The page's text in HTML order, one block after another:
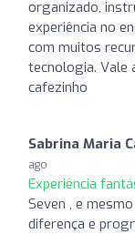
organizado,
experiência no
com muitos
tecnologia. Vale
cafezinho
Sabrina Maria
ago
Experiência
Seven , e
diferença e